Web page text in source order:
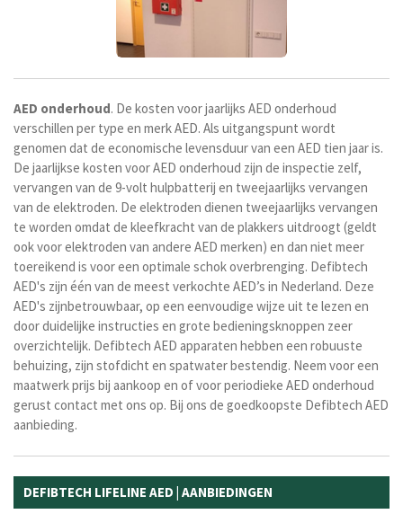
AED onderhoud. De kosten voor jaarlijks AED onderhoud
verschillen per type en merkAED. Als uitgangspunt wordt
genomen dat de economische levensduur van een AED tien jaar is.
De jaarlijkse kosten voor AED onderhoud zijn de inspectie zelf,
vervangen van de 9-volt hulpbatterij en tweejaarlijks vervangen
van de elektroden. De elektroden dienen tweejaarlijks vervangen
te worden omdat de kleefkracht van de plakkers uitdroogt (geldt
ook voor elektroden van andere AED merken) en dan niet meer
toereikend is voor een optimale schok overbrenging. Defibtech
AED's zijn één van de meest verkochte AED’s in Nederland. Deze
AED's zijnbetrouwbaar, op een eenvoudige wijze uit te lezen en
door duidelijke instructies en grote bedieningsknoppen zeer
overzichtelijk. Defibtech AED apparaten hebben een robuuste
behuizing, zijn stofdicht en spatwater bestendig. Neem voor een
maatwerk prijs bij aankoop en of voor periodieke AED onderhoud
gerust contact met ons op. Bij ons de goedkoopste Defibtech AED
aanbieding.
DEFIBTECH LIFELINE AED | AANBIEDINGEN